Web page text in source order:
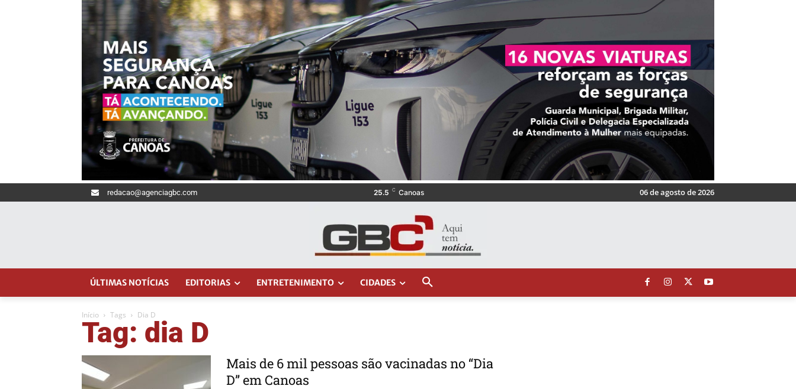
redacao@agenciagbc.com 25.5 C Canoas 06 de agosto de 2026
ÚLTIMAS NOTÍCIAS EDITORIAS ENTRETENIMENTO CIDADES
Início Tags Dia D
Tag: dia D
Mais de 6 mil pessoas são vacinadas no “Dia
D” em Canoas